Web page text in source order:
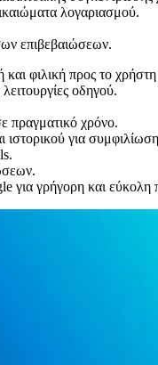
λογαριασμού.
επιβεβαιώσεων.
φιλική προς το χρήστη
οδηγού.
πραγματικό χρόνο.
για
για γρήγορη και εύκολη